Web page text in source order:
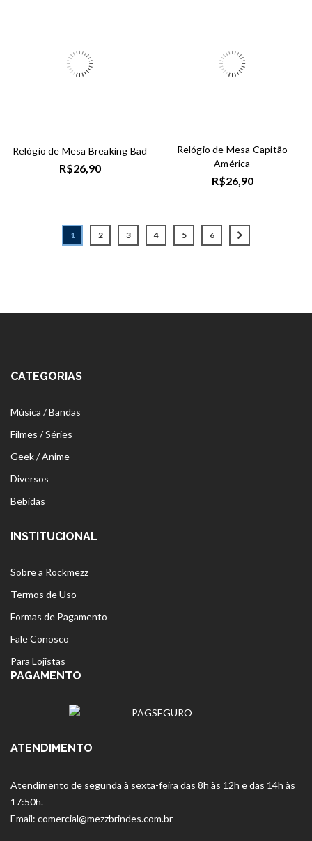
Relógio de Mesa Breaking Bad
R$26,90
Relógio de Mesa Capitão
América
R$26,90
1 2 3 4 5 6
CATEGORIAS
Música / Bandas
Filmes / Séries
Geek / Anime
Diversos
Bebidas
INSTITUCIONAL
Sobre a Rockmezz
Termos de Uso
Formas de Pagamento
Fale Conosco
Para Lojistas
PAGAMENTO
ATENDIMENTO
Atendimento de segunda à sexta-feira das 8h às 12h e das 14h às
17:50h.
Email: comercial@mezzbrindes.com.br